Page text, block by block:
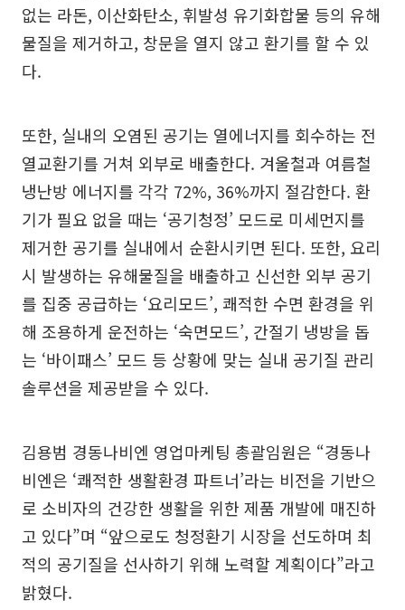
없는 라돈, 이산화탄소, 휘발성 유기화합물 등의 유해
물질을 제거하고, 창문을 열지 않고 환기를 할 수 있
다.
또한, 실내의 오염된 공기는 열에너지를 회수하는 전
열교환기를 거쳐 외부로 배출한다. 겨울철과 여름철
냉난방 에너지를 각각 72%, 36%까지 절감한다. 환
기가 필요 없을 때는 ‘공기청정’ 모드로 미세먼지를
제거한 공기를 실내에서 순환시키면 된다. 또한, 요리
시 발생하는 유해물질을 배출하고 신선한 외부 공기
를 집중 공급하는 ‘요리모드’, 쾌적한 수면 환경을 위
해 조용하게 운전하는 ‘숙면모드’, 간절기 냉방을 돕
는 ‘바이패스’ 모드 등 상황에 맞는 실내 공기질 관리
솔루션을 제공받을 수 있다.
김용범 경동나비엔 영업마케팅 총괄임원은 “경동나
비엔은 ‘쾌적한 생활환경 파트너’라는 비전을 기반으
로 소비자의 건강한 생활을 위한 제품 개발에 매진하
고 있다”며 “앞으로도 청정환기 시장을 선도하며 최
적의 공기질을 선사하기 위해 노력할 계획이다”라고
밝혔다.